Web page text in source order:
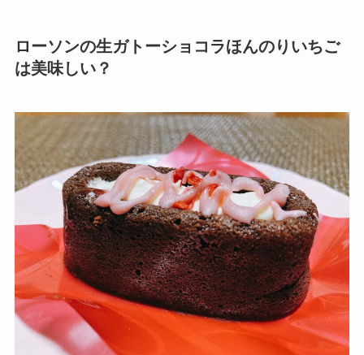
ローソンの生ガトーショコラほんのりいちご
は美味しい？